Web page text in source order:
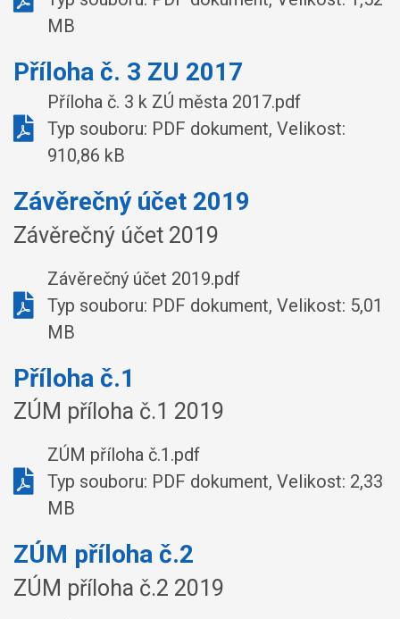
MB
Příloha č. 3 ZU 2017
Příloha č. 3 k ZÚ města 2017.pdf
Typ souboru: PDF dokument, Velikost:
910,86 kB
Závěrečný účet 2019
Závěrečný účet 2019
Závěrečný účet 2019.pdf
Typ souboru: PDF dokument, Velikost: 5,01
MB
Příloha č.1
ZÚM příloha č.1 2019
ZÚM příloha č.1.pdf
Typ souboru: PDF dokument, Velikost: 2,33
MB
ZÚM příloha č.2
ZÚM příloha č.2 2019